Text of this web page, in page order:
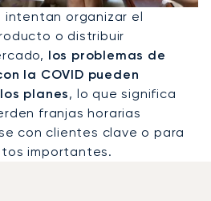
intentan organizar el
o distribuir
los problemas de
la COVID pueden
planes, lo que significa
franjas horarias
con clientes clave o para
importantes.